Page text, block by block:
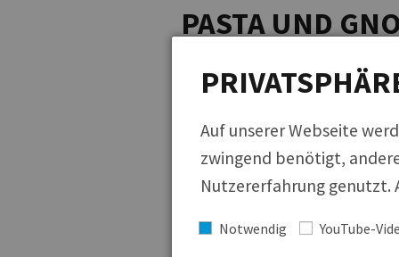
Regionale Küche
Küchen der Welt
PASTA UND
Ditzingen, 15.10.2021
In der Gemeinschaftsverpflegung,
Auf unserer Webseite
zwingend benötigt,
Nutzererfahrung genutzt.
Notwendig YouTube-